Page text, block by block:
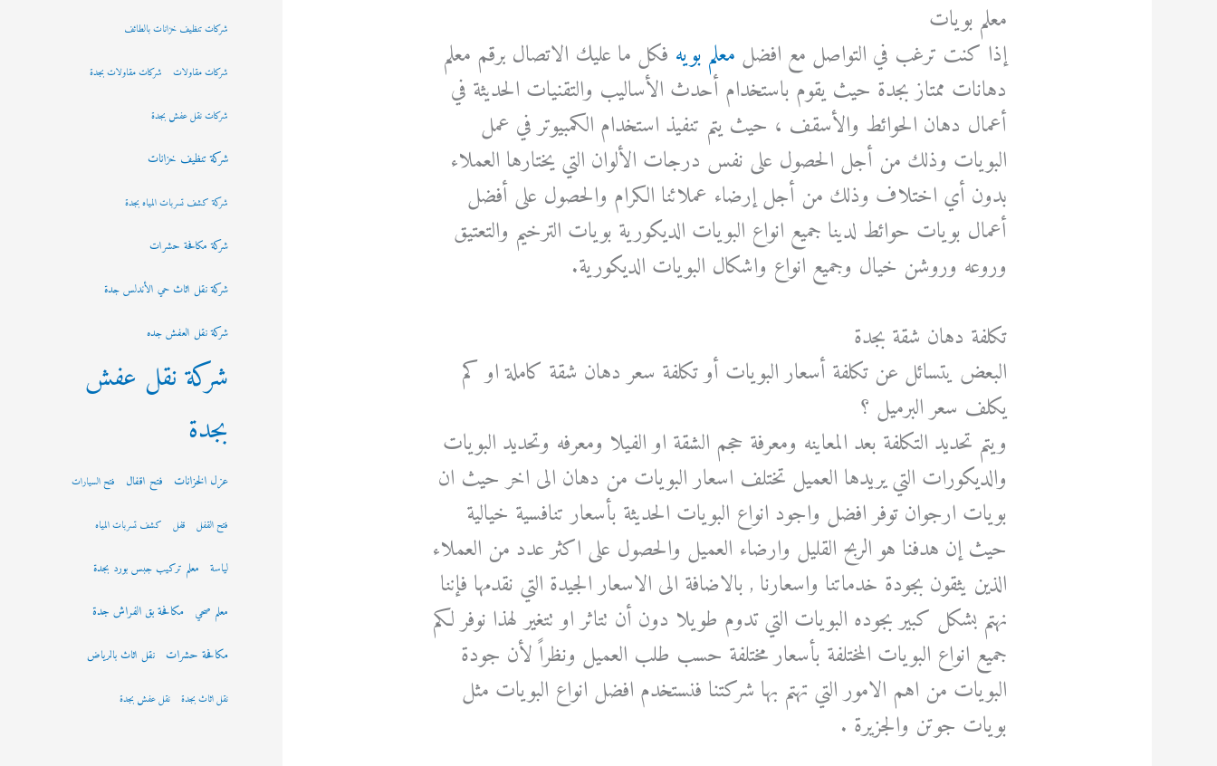
معلم بويات
إذا كنت ترغب في التواصل مع افضل معلم بويه فكل ما عليك الاتصال برقم معلم
دهانات ممتاز بجدة حيث يقوم باستخدام أحدث الأساليب والتقنيات الحديثة في
أعمال دهان الحوائط والأسقف ، حيث يتم تنفيذ استخدام الكمبيوتر في عمل
البويات وذلك من أجل الحصول على نفس درجات الألوان التي يختارها العملاء
بدون أي اختلاف وذلك من أجل إرضاء عملائنا الكرام والحصول على أفضل
أعمال بويات حوائط لدينا جميع انواع البويات الديكورية بويات الترخيم والتعتيق
وروعه وروشن خيال وجميع انواع واشكال البويات الديكورية.
تكلفة دهان شقة بجدة
البعض يتسائل عن تكلفة أسعار البويات أو تكلفة سعر دهان شقة كاملة او كم
يكلف سعر البرميل ؟
ويتم تحديد التكلفة بعد المعاينه ومعرفة حجم الشقة او الفيلا ومعرفه وتحديد البويات
والديكورات التي يريدها العميل تختلف اسعار البويات من دهان الى اخر حيث ان
بويات ارجوان توفر افضل واجود انواع البويات الحديثة بأسعار تنافسية خيالية
حيث إن هدفنا هو الربح القليل وارضاء العميل والحصول على اكثر عدد من العملاء
الذين يثقون بجودة خدماتنا واسعارنا , بالاضافة الى الاسعار الجيدة التي نقدمها فإننا
نهتم بشكل كبير بجوده البويات التي تدوم طويلا دون أن تتاثر او تتغير لهذا نوفر لكم
جميع انواع البويات المختلفة بأسعار مختلفة حسب طلب العميل ونظراً لأن جودة
البويات من اهم الامور التي تهتم بها شركتنا فنستخدم افضل انواع البويات مثل
بويات جوتن والجزيرة .
شركات تنظيف خزانات بالطائف
شركات مقاولات شركات مقاولات بجدة
شركات نقل عفش بجدة
شركة تنظيف خزانات
شركة كشف تسربات المياه بجدة
شركة مكافحة حشرات
شركة نقل اثاث حي الأندلس جدة
شركة نقل العفش جده
شركة نقل عفش
بجدة
عزل الخزانات فتح اقفال فتح السيارات
فتح القفل قفل كشف تسربات المياه
لياسة معلم تركيب جبس بورد بجدة
معلم صحي مكافحة بق الفراش جدة
مكافحة حشرات نقل اثاث بالرياض
نقل اثاث بجدة نقل عفش بجدة